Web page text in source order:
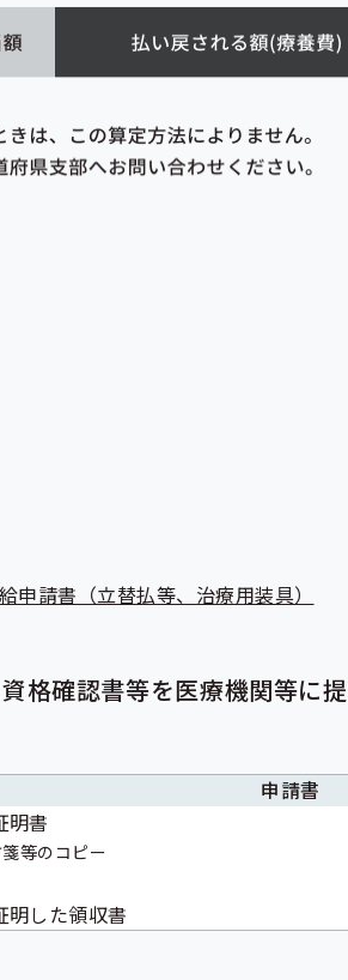
申請書（立替払等、治療用装具）
格確認書等を医療機関等に
申請書
明書
等のコピー
明した領収書